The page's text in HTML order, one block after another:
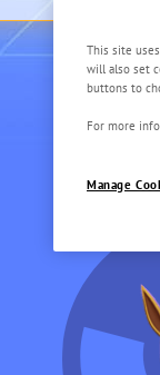
This site
will also set
buttons to
For more
Manage